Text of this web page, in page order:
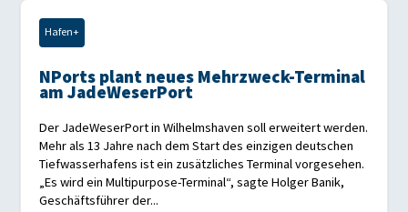
Hafen+
NPorts plant neues Mehrzweck-Terminal
am JadeWeserPort
Der JadeWeserPort in Wilhelmshaven soll erweitert werden.
Mehr als 13 Jahre nach dem Start des einzigen deutschen
Tiefwasserhafens ist ein zusätzliches Terminal vorgesehen.
„Es wird ein Multipurpose-Terminal“, sagte Holger Banik,
Geschäftsführer der...